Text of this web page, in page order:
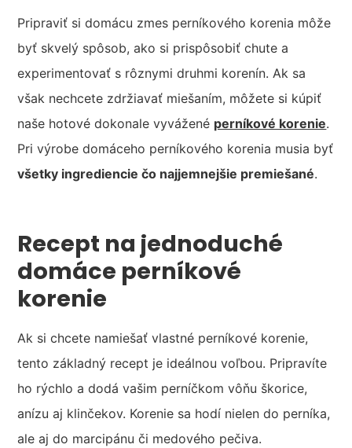
Pripraviť si domácu zmes perníkového korenia môže
byť skvelý spôsob, ako si prispôsobiť chute a
experimentovať s rôznymi druhmi korenín. Ak sa
však nechcete zdržiavať miešaním, môžete si kúpiť
naše hotové dokonale vyvážené perníkové korenie.
Pri výrobe domáceho perníkového korenia musia byť
všetky ingrediencie čo najjemnejšie premiešané.
Recept na jednoduché
domáce perníkové
korenie
Ak si chcete namiešať vlastné perníkové korenie,
tento základný recept je ideálnou voľbou. Pripravíte
ho rýchlo a dodá vašim perníčkom vôňu škorice,
anízu aj klinčekov. Korenie sa hodí nielen do perníka,
ale aj do marcipánu či medového pečiva.